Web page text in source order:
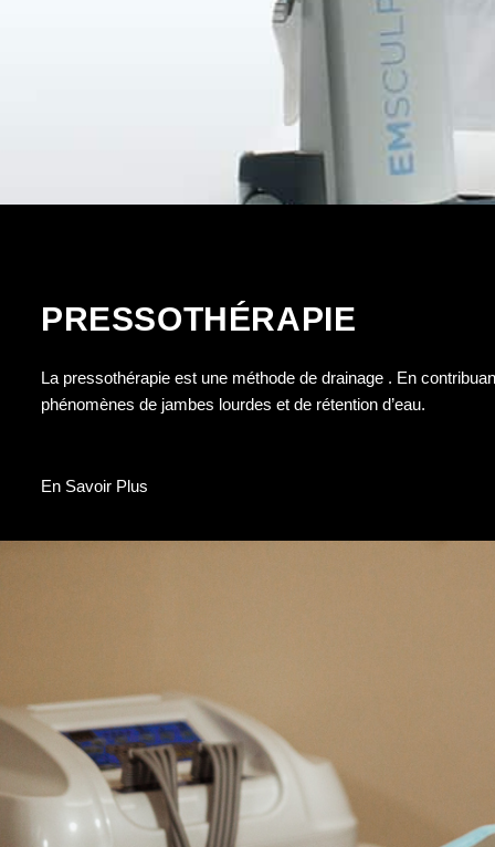
PRESSOTHÉRAPIE
La pressothérapie est une méthode de drainage . En
phénomènes de jambes lourdes et de rétention d’eau.
En Savoir Plus